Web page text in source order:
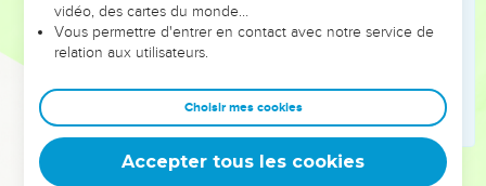
Shélémia, Nathan, Adaja,
Macnadbaï, Shashaï, Sharaï,
Azaréel, Shélémia, Shémaria,
Shallum, Amaria et Joseph.
Des enfants de Nébo : Jéiel, Matthithia, Zabad, Zébina,
Jaddaï, Joël et Bénaja.
vidéo, des cartes du monde…
Vous permettre d'entrer en contact avec notre service de
relation aux utilisateurs.
Choisir mes cookies
Accepter tous les cookies